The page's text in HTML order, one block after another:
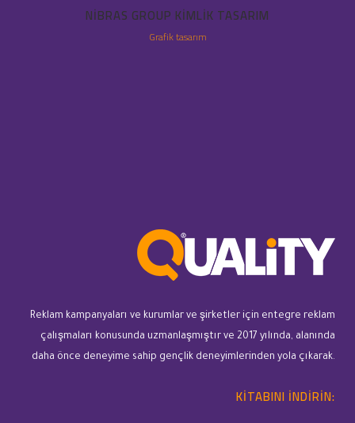
NIBRAS GROUP KIMLIK TASARIM
Grafik tasarım
Reklam kampanyaları ve kurumlar ve şirketler için entegre reklam
çalışmaları konusunda uzmanlaşmıştır ve 2017 yılında, alanında
daha önce deneyime sahip gençlik deneyimlerinden yola çıkarak.
KITABINI INDIRIN: